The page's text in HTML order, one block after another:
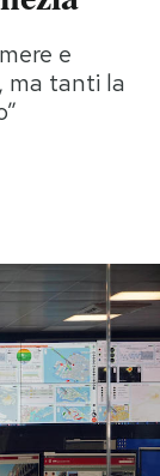
e
ma tanti la